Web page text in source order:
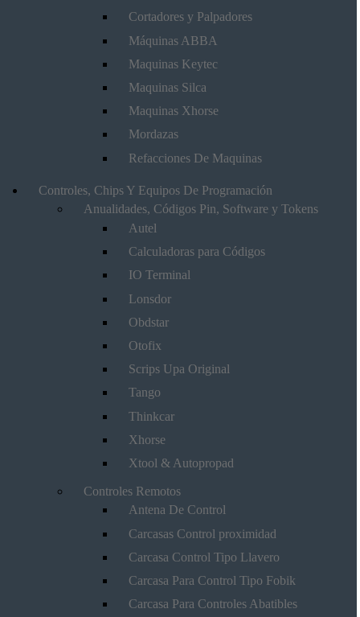
Cortadores y Palpadores
Máquinas ABBA
Maquinas Keytec
Maquinas Silca
Maquinas Xhorse
Mordazas
Refacciones De Maquinas
Controles, Chips Y Equipos De Programación
Anualidades, Códigos Pin, Software y Tokens
Autel
Calculadoras para Códigos
IO Terminal
Lonsdor
Obdstar
Otofix
Scrips Upa Original
Tango
Thinkcar
Xhorse
Xtool & Autopropad
Controles Remotos
Antena De Control
Carcasas Control proximidad
Carcasa Control Tipo Llavero
Carcasa Para Control Tipo Fobik
Carcasa Para Controles Abatibles